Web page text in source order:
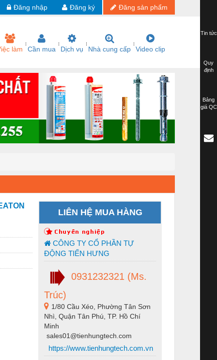
Đăng sản phẩm
Đăng ký
Đăng nhập
làm Cần mua Dịch vụ Nhà cung cấp Video clip
LIÊN HỆ MUA HÀNG
CÔNG TY CỔ PHẦN TỰ
ĐỘNG TIẾN HƯNG
0931232321 (Ms.
Trúc)
1/80 Cầu Xéo, Phường Tân Sơn
Nhì, Quận Tân Phú, TP. Hồ Chí
Minh
sales01@tienhungtech.com
https://www.tienhungtech.com.vn
Tin tức
Quy
định
Bảng
giá QC